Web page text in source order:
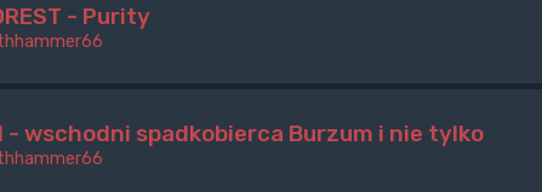
- Purity
- wschodni spadkobierca Burzum i nie tylko